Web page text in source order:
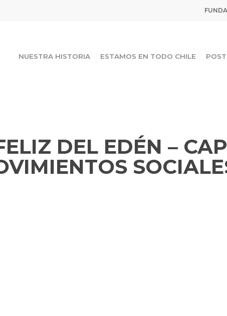
NUESTRA HISTORIA ESTAMOS EN TODO CHILE
DEL EDÉN –